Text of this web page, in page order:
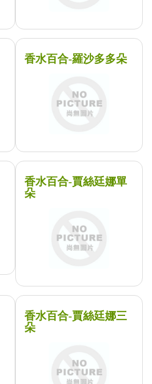
香水百合-羅沙多多朵
香水百合-賈絲廷娜單
朵
香水百合-賈絲廷娜三
朵